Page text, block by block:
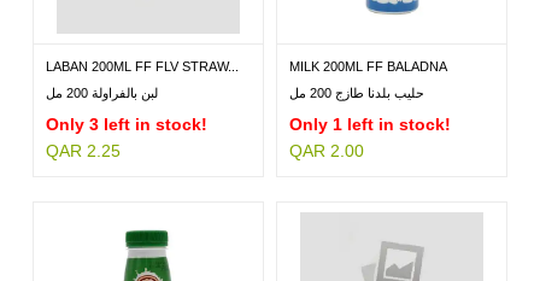
LABAN 200ML FF FLV STRAW...
لبن بالفراولة 200 مل
Only 3 left in stock!
QAR 2.25
MILK 200ML FF BALADNA
حليب بلدنا طازج 200 مل
Only 1 left in stock!
QAR 2.00